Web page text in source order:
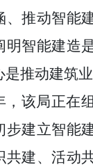
、推动智能
明智能建造
是推动建筑
，该局正在
步建立智能
共建、活动